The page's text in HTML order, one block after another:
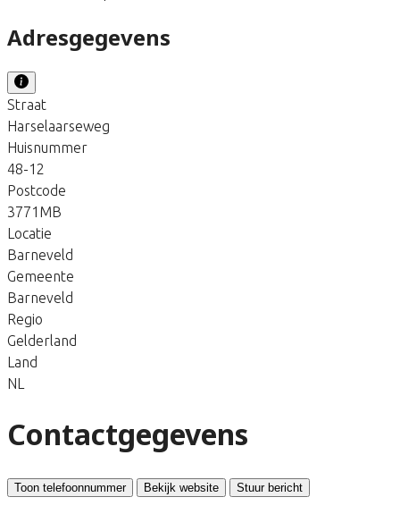
Adresgegevens
Straat
Harselaarseweg
Huisnummer
48-12
Postcode
3771MB
Locatie
Barneveld
Gemeente
Barneveld
Regio
Gelderland
Land
NL
Contactgegevens
Toon telefoonnummer Bekijk website Stuur bericht